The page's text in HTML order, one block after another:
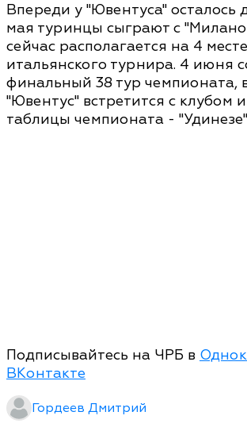
Впереди у "Ювентуса" осталось
мая туринцы сыграют с
сейчас располагается на 4 месте
итальянского турнира. 4 июня
финальный 38 тур чемпионата,
"Ювентус" встретится с клубом
таблицы чемпионата -
Подписывайтесь на ЧРБ в
ВКонтакте
Гордеев Дмитрий